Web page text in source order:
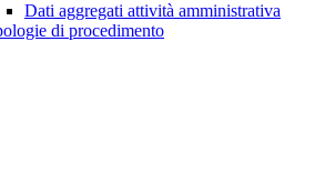
Dati aggregati attività amministrativa
di procedimento